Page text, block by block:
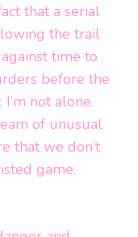
that a serial
the trail
time to
before the
not alone.
of unusual
that we don’t
game.